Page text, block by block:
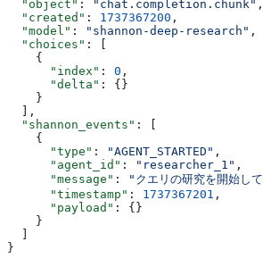
  "object"
: "chat.completion.chunk" ,
  "created"
: 1737367200 ,
  "model"
: "shannon-deep-research" ,
  "choices"
: [
    {
      "index"
: 0 ,
      "delta"
: {}
    }
  ],
  "shannon_events"
: [
    {
      "type"
: "AGENT_STARTED" ,
      "agent_id"
: "researcher_1" ,
      "message"
: "クエリの研究を開始
      "timestamp"
: 1737367201 ,
      "payload"
: {}
    }
  ]
}